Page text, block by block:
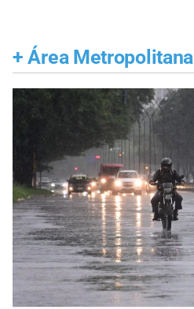
+ Área Metropolitana